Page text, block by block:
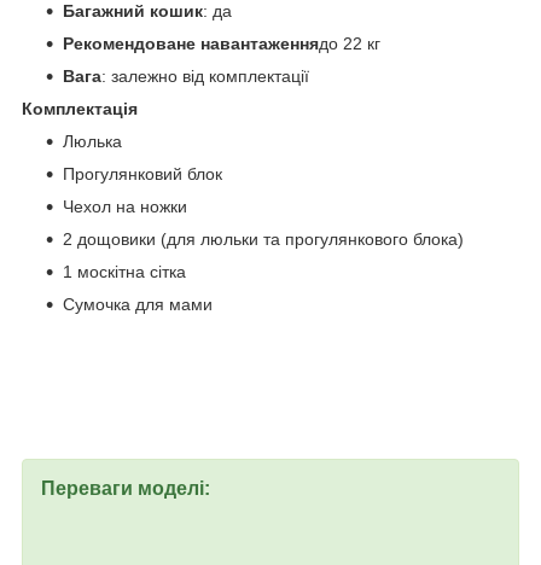
Багажний кошик: да
Рекомендоване навантаженнядо 22 кг
Вага: залежно від комплектації
Комплектація
Люлька
Прогулянковий блок
Чехол на ножки
2 дощовики (для люльки та прогулянкового блока)
1 москітна сітка
Сумочка для мами
Переваги моделі: